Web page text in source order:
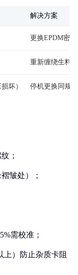
解决方案
更换EPDM密
重新缠绕生料
坏） 停机更换同规
；
皱处）；
需校准；
上）防止杂质卡阻